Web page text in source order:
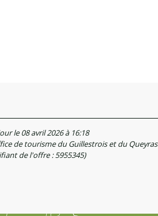
le 08 avril 2026 à 16:18
de tourisme du Guillestrois et du Queyras
de l'offre :5955345)